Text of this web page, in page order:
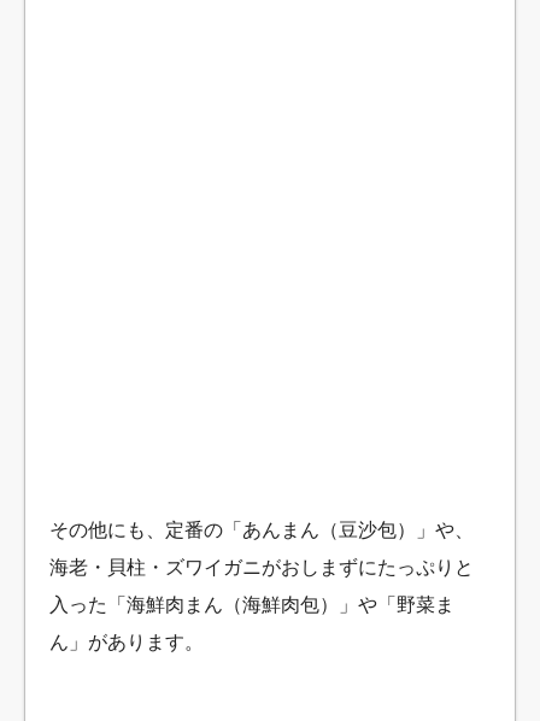
その他にも、定番の「あんまん（豆沙包）」や、
海老・貝柱・ズワイガニがおしまずにたっぷりと
入った「海鮮肉まん（海鮮肉包）」や「野菜ま
ん」があります。